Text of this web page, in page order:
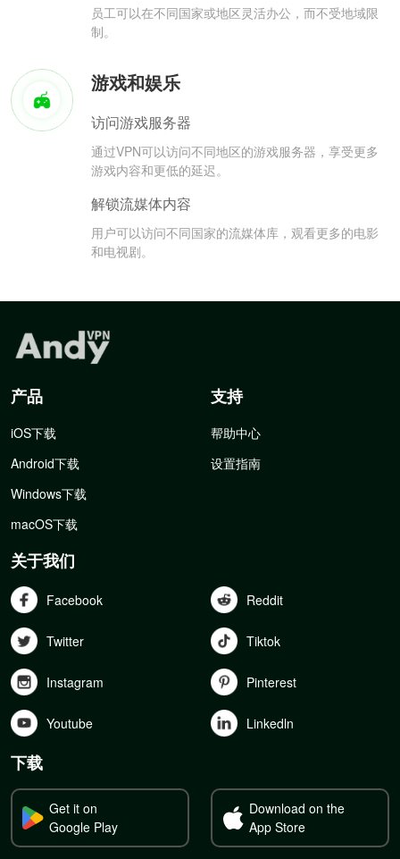
员工可以在不同国家或地区灵活办公，而不受地域限
制。
游戏和娱乐
访问游戏服务器
通过VPN可以访问不同地区的游戏服务器，享受更多
游戏内容和更低的延迟。
解锁流媒体内容
用户可以访问不同国家的流媒体库，观看更多的电影
和电视剧。
产品
iOS下载
Android下载
Windows下载
macOS下载
支持
帮助中心
设置指南
关于我们
Facebook Reddit
Twitter Tiktok
Instagram Pinterest
Youtube Linkedln
下载
Get it on
Google Play
Download on the
App Store